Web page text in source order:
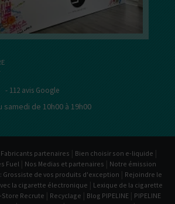
- 112 avis Google
samedi de 10h00 à 19h00
Fabricants partenaires | Bien choisir son e-liquide |
Fuel | Nos Medias et partenaires | Notre émission
: Grossiste de vos produits d'exception | Rejoindre le
la cigarette électronique | Lexique de la cigarette
Store Recrute | Recyclage | Blog PIPELINE | PIPELINE